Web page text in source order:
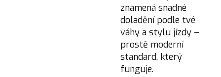
znamená snadné
doladění podle tvé
váhy a stylu jízdy –
prostě moderní
standard, který
funguje.